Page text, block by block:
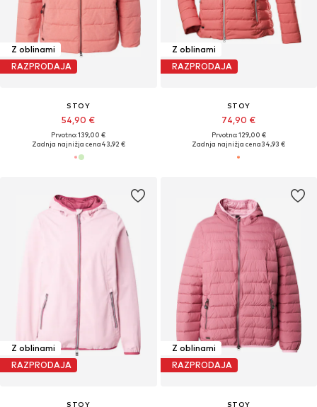
Z oblinami
RAZPRODAJA
STOY
54,90 €
Prvotno: 139,00 €
Zadnja najnižja cena43,92 €
Z oblinami
RAZPRODAJA
STOY
74,90 €
Prvotno: 129,00 €
Zadnja najnižja cena34,93 €
Z oblinami
RAZPRODAJA
STOY
Z oblinami
RAZPRODAJA
STOY